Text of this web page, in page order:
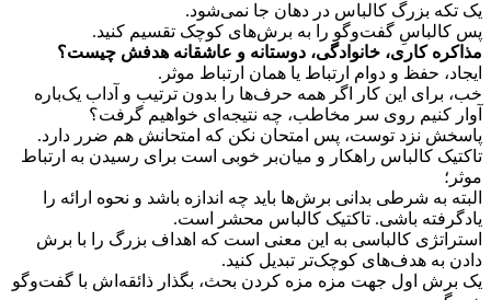
یک تکه بزرگ کالباس در دهان جا نمی‌شود.
پس کالباسِ گفت‌و‌گو را به برش‌های کوچک تقسیم کنید.
مذاکره کاری، خانوادگی، دوستانه و عاشقانه هدفش چیست؟
ایجاد، حفظ و دوام ارتباط یا همان ارتباط موثر.
خب، برای این کار اگر همه حرف‌ها را بدون ترتیب و آداب یک‌باره
آوار کنیم روی سر مخاطب، چه نتیجه‌ای خواهیم گرفت؟
پاسخش نزد توست، پس امتحان نکن که امتحانش هم ضرر دارد.
تاکتیک کالباس راهکار و میان‌بر خوبی است برای رسیدن به ارتباط
موثر؛
البته به شرطی بدانی برش‌ها باید چه اندازه باشد و نحوه ارائه را
یادگرفته باشی. تاکتیک کالباس محشر است.
استراتژی کالباسی به این معنی است که اهداف بزرگ را با برش
دادن به هدف‌های کوچک‌تر تبدیل کنید.
یک برش اول جهت مزه مزه کردن بحث، بگذار ذائقه‌اش با گفت‌وگو